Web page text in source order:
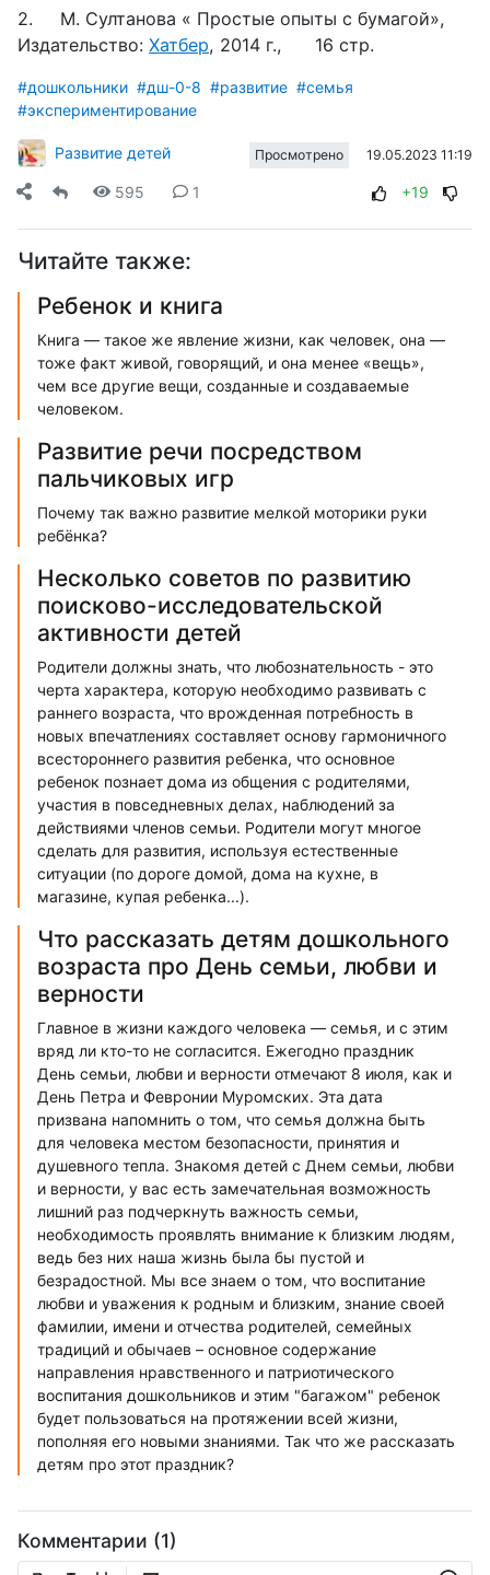
2.
М. Султанова « Простые опыты с бумагой»,
Издательство: Хатбер, 2014 г., 16 стр.
#дошкольники #дш-0-8 #развитие #семья
#экспериментирование
Развитие детей Просмотрено 19.05.2023 11:19
595 1 +19
Читайте также:
Ребенок и книга
Книга — такое же явление жизни, как человек, она —
тоже факт живой, говорящий, и она менее «вещь»,
чем все другие вещи, созданные и создаваемые
человеком.
Развитие речи посредством
пальчиковых игр
Почему так важно развитие мелкой моторики руки
ребёнка?
Несколько советов по развитию
поисково-исследовательской
активности детей
Родители должны знать, что любознательность - это
черта характера, которую необходимо развивать с
раннего возраста, что врожденная потребность в
новых впечатлениях составляет основу гармоничного
всестороннего развития ребенка, что основное
ребенок познает дома из общения с родителями,
участия в повседневных делах, наблюдений за
действиями членов семьи. Родители могут многое
сделать для развития, используя естественные
ситуации (по дороге домой, дома на кухне, в
магазине, купая ребенка...).
Что рассказать детям дошкольного
возраста про День семьи, любви и
верности
Главное в жизни каждого человека — семья, и с этим
вряд ли кто-то не согласится. Ежегодно праздник
День семьи, любви и верности отмечают 8 июля, как и
День Петра и Февронии Муромских. Эта дата
призвана напомнить о том, что семья должна быть
для человека местом безопасности, принятия и
душевного тепла. Знакомя детей с Днем семьи, любви
и верности, у вас есть замечательная возможность
лишний раз подчеркнуть важность семьи,
необходимость проявлять внимание к близким людям,
ведь без них наша жизнь была бы пустой и
безрадостной. Мы все знаем о том, что воспитание
любви и уважения к родным и близким, знание своей
фамилии, имени и отчества родителей, семейных
традиций и обычаев – основное содержание
направления нравственного и патриотического
воспитания дошкольников и этим "багажом" ребенок
будет пользоваться на протяжении всей жизни,
пополняя его новыми знаниями. Так что же рассказать
детям про этот праздник?
Комментарии (1)